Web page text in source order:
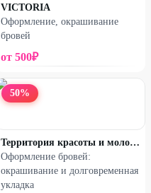
VICTORIA
Оформление, окрашивание
бровей
от 500₽
50%
Территория красоты и молодости
Оформление бровей:
окрашивание и долговременная
укладка